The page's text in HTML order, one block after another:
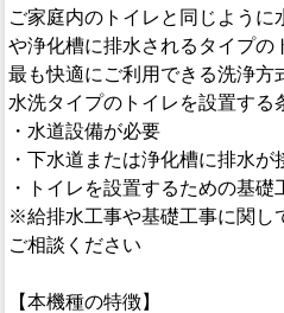
ご家庭内のトイレと同じよう
や浄化槽に排水されるタイプの
最も快適にご利用できる洗浄方
水洗タイプのトイレを設置する
・水道設備が必要
・下水道または浄化槽に排水
・トイレを設置するための基
※給排水工事や基礎工事に関し
ご相談ください
【本機種の特徴】